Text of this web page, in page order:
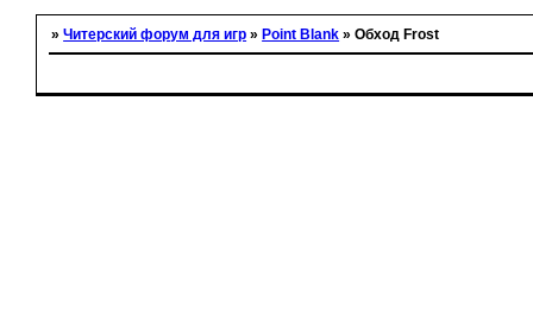
»Читерский форум для игр » Point Blank »Обход Frost